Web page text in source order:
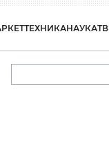
ТЕХНИКАНАУКАТВ